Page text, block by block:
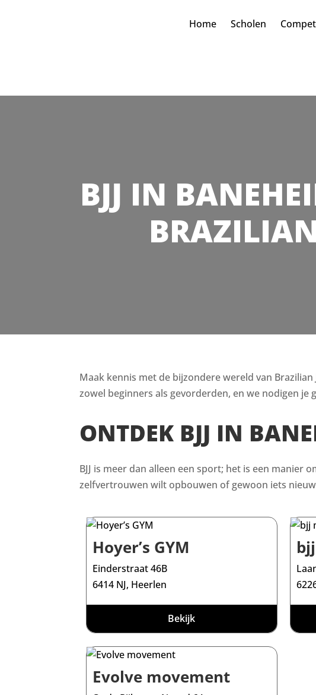
Home Scholen
BJJ IN
Maak kennis met de bijzondere wereld van Brazilian
zowel beginners als gevorderden, en we nodigen
ONTDEK BJJ IN
BJJ is meer dan alleen een sport; het is een manier
zelfvertrouwen wilt opbouwen of gewoon iets
Hoyer’s GYM
Einderstraat 46B
6414 NJ, Heerlen
Bekijk
Evolve movement